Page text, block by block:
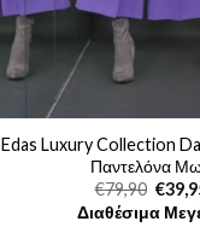
Edas Luxury Collection
Παντελόνα
€79,90
price
was:
€
Διαθέσιμα